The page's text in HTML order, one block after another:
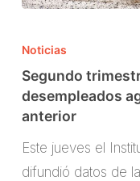
trimestre
registra
5,73
%
desempleados
agrícolas
Noticias
Segundo
desempleados
anterior
Este jueves el
difundió datos de